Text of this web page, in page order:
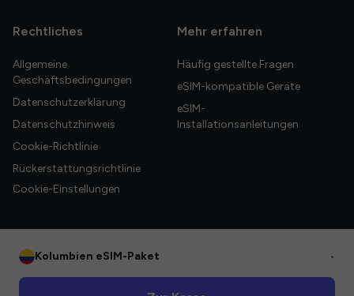
Rechtliches
Allgemeine
Geschäftsbedingungen
Datenschutzerklärung
Datenschutzhinweis
Cookie-Richtlinie
Rückerstattungsrichtlinie
Cookie-Einstellungen
Mehr erfahren
Häufig gestellte Fragen
eSIM-kompatible Geräte
eSIM-
Installationsanleitungen
Kolumbien eSIM-Paket •